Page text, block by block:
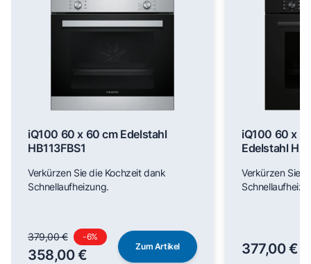
iQ100 60 x 60 cm Edelstahl
HB113FBS1
Verkürzen Sie die Kochzeit dank
Schnellaufheizung.
379,00 € -6%
358,00 €
Zum Artikel
iQ100 60 x
Edelstahl
Verkürzen Sie
377,00 €